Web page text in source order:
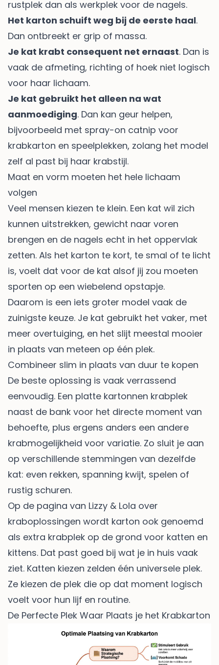
rustplek dan als werkplek voor de nagels.
Het karton schuift weg bij de eerste haal.
Dan ontbreekt er grip of massa.
Je kat krabt consequent net ernaast. Dan is
vaak de afmeting, richting of hoek niet logisch
voor haar lichaam.
Je kat gebruikt het alleen na wat
aanmoediging. Dan kan geur helpen,
bijvoorbeeld met spray-on catnip voor
krabkarton en speelplekken, zolang het model
zelf al past bij haar krabstijl.
Maat en vorm moeten het hele lichaam
volgen
Veel mensen kiezen te klein. Een kat wil zich
kunnen uitstrekken, gewicht naar voren
brengen en de nagels echt in het oppervlak
zetten. Als het karton te kort, te smal of te licht
is, voelt dat voor de kat alsof jij zou moeten
sporten op een wiebelend opstapje.
Daarom is een iets groter model vaak de
zuinigste keuze. Je kat gebruikt het vaker, met
meer overtuiging, en het slijt meestal mooier
in plaats van meteen op één plek.
Combineer slim in plaats van duur te kopen
De beste oplossing is vaak verrassend
eenvoudig. Een platte kartonnen krabplek
naast de bank voor het directe moment van
behoefte, plus ergens anders een andere
krabmogelijkheid voor variatie. Zo sluit je aan
op verschillende stemmingen van dezelfde
kat: even rekken, spanning kwijt, spelen of
rustig schuren.
Op de pagina van Lizzy & Lola over
kraboplossingen wordt karton ook genoemd
als extra krabplek op de grond voor katten en
kittens. Dat past goed bij wat je in huis vaak
ziet. Katten kiezen zelden één universele plek.
Ze kiezen de plek die op dat moment logisch
voelt voor hun lijf en routine.
De Perfecte Plek Waar Plaats je het Krabkarton